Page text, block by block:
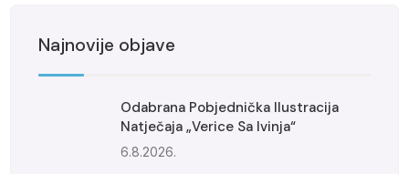
Najnovije objave
Odabrana Pobjednička Ilustracija
Natječaja „Verice Sa Ivinja“
6.8.2026.